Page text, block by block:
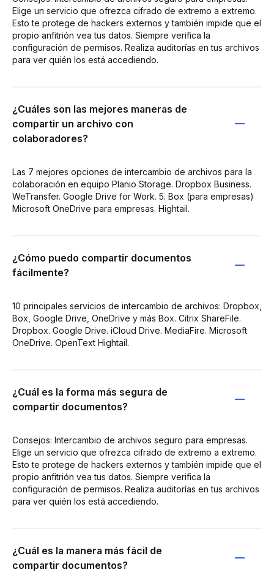
Elige un servicio que ofrezca cifrado de extremo a extremo.
Esto te protege de hackers externos y también impide que el
propio anfitrión vea tus datos. Siempre verifica la
configuración de permisos. Realiza auditorías en tus archivos
para ver quién los está accediendo.
¿Cuáles son las mejores maneras de
compartir un archivo con
colaboradores?
Las 7 mejores opciones de intercambio de archivos para la
colaboración en equipo Planio Storage. Dropbox Business.
WeTransfer. Google Drive for Work. 5. Box (para empresas)
Microsoft OneDrive para empresas. Hightail.
¿Cómo puedo compartir documentos
fácilmente?
10 principales servicios de intercambio de archivos: Dropbox,
Box, Google Drive, OneDrive y más Box. Citrix ShareFile.
Dropbox. Google Drive. iCloud Drive. MediaFire. Microsoft
OneDrive. OpenText Hightail.
¿Cuál es la forma más segura de
compartir documentos?
Consejos: Intercambio de archivos seguro para empresas.
Elige un servicio que ofrezca cifrado de extremo a extremo.
Esto te protege de hackers externos y también impide que el
propio anfitrión vea tus datos. Siempre verifica la
configuración de permisos. Realiza auditorías en tus archivos
para ver quién los está accediendo.
¿Cuál es la manera más fácil de
compartir documentos?